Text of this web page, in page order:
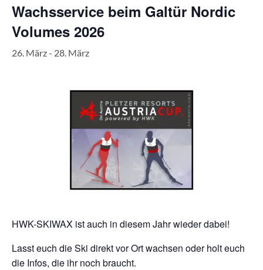
Wachsservice beim Galtür Nordic
Volumes 2026
26. März- 28. März
HWK-SKIWAX ist auch in diesem Jahr wieder dabei!
Lasst euch die Ski direkt vor Ort wachsen oder holt euch
die Infos, die ihr noch braucht.